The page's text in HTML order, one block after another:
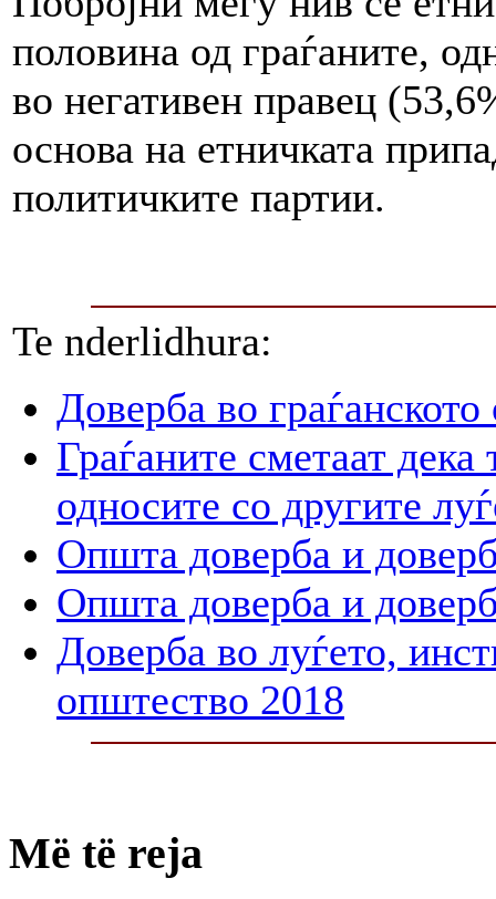
половина од граѓаните,
во негативен правец
основа на етничката
политичките партии.
Te nderlidhura:
Доверба во
Граѓаните сметаат
односите со другите
Општа доверба и
Општа доверба и
Доверба во луѓето,
општество 2018
Më të reja